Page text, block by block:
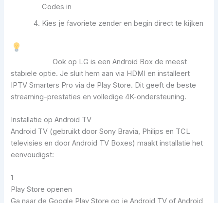
Codes in
Kies je favoriete zender en begin direct te kijken
Ook op LG is een Android Box de meest
stabiele optie. Je sluit hem aan via HDMI en installeert
IPTV Smarters Pro via de Play Store. Dit geeft de beste
streaming-prestaties en volledige 4K-ondersteuning.
Installatie op Android TV
Android TV (gebruikt door Sony Bravia, Philips en TCL
televisies en door Android TV Boxes) maakt installatie het
eenvoudigst:
1
Play Store openen
Ga naar de Google Play Store op je Android TV of Android